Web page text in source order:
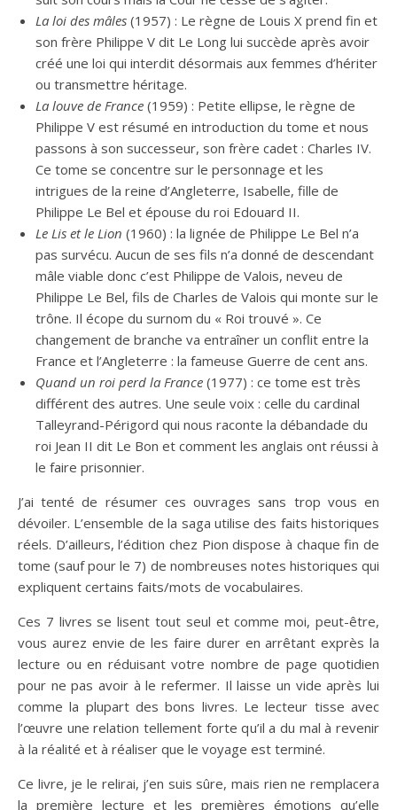
La loi des mâles (1957) : Le règne de Louis X prend fin et
son frère Philippe V dit Le Long lui succède après avoir
créé une loi qui interdit désormais aux femmes d’hériter
ou transmettre héritage.
La louve de France (1959) : Petite ellipse, le règne de
Philippe V est résumé en introduction du tome et nous
passons à son successeur, son frère cadet : Charles IV.
Ce tome se concentre sur le personnage et les
intrigues de la reine d’Angleterre, Isabelle, fille de
Philippe Le Bel et épouse du roi Edouard II.
Le Lis et le Lion (1960) : la lignée de Philippe Le Bel n’a
pas survécu. Aucun de ses fils n’a donné de descendant
mâle viable donc c’est Philippe de Valois, neveu de
Philippe Le Bel, fils de Charles de Valois qui monte sur le
trône. Il écope du surnom du « Roi trouvé ». Ce
changement de branche va entraîner un conflit entre la
France et l’Angleterre : la fameuse Guerre de cent ans.
Quand un roi perd la France (1977) : ce tome est très
différent des autres. Une seule voix : celle du cardinal
Talleyrand-Périgord qui nous raconte la débandade du
roi Jean II dit Le Bon et comment les anglais ont réussi à
le faire prisonnier.
J’ai tenté de résumer ces ouvrages sans trop vous en
dévoiler. L’ensemble de la saga utilise des faits historiques
réels. D’ailleurs, l’édition chez Pion dispose à chaque fin de
tome (sauf pour le 7) de nombreuses notes historiques qui
expliquent certains faits/mots de vocabulaires.
Ces 7 livres se lisent tout seul et comme moi, peut-être,
vous aurez envie de les faire durer en arrêtant exprès la
lecture ou en réduisant votre nombre de page quotidien
pour ne pas avoir à le refermer. Il laisse un vide après lui
comme la plupart des bons livres. Le lecteur tisse avec
l’œuvre une relation tellement forte qu’il a du mal à revenir
à la réalité et à réaliser que le voyage est terminé.
Ce livre, je le relirai, j’en suis sûre, mais rien ne remplacera
la première lecture et les premières émotions qu’elle